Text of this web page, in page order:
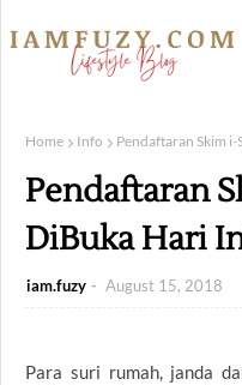
Home Info Pendaftaran Skim
Pendaftaran
DiBuka Hari
iam.fuzy August 15, 2018
Para suri rumah, janda